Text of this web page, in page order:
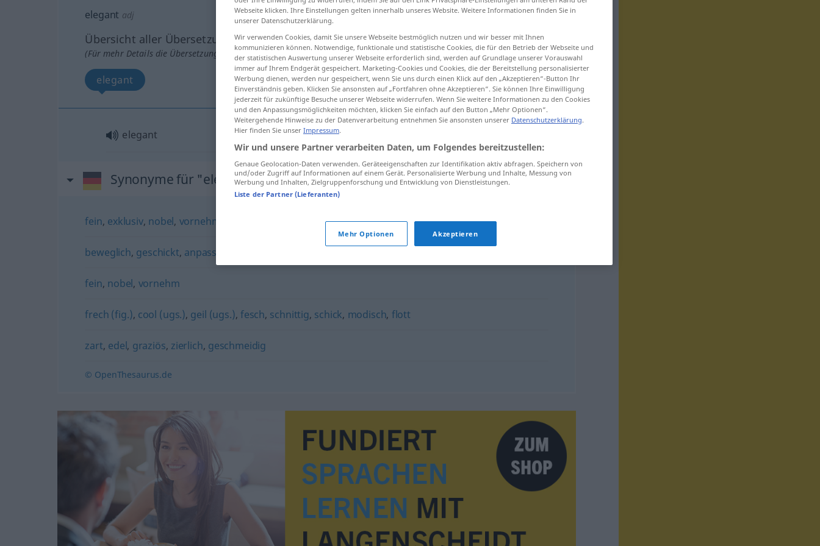
elegant adj
Übersicht aller Übersetzungen
(Für mehr Details die Übersetzung anklicken/antippen)
elegant
elegant
Synonyme für "elegant"
fein, exklusiv, nobel, vornehm
beweglich, geschickt, anpassungsfähig
fein, nobel, vornehm
frech (fig.), cool (ugs.), geil (ugs.), fesch, schnittig, schick, modisch, flott
zart, edel, graziös, zierlich, geschmeidig
© OpenThesaurus.de
Webseite klicken. Ihre Einstellungen gelten innerhalb unseres Website. Weitere Informationen finden Sie in
unserer Datenschutzerklärung.
Wir verwenden Cookies, damit Sie unsere Webseite bestmöglich nutzen und wir besser mit Ihnen
kommunizieren können. Notwendige, funktionale und statistische Cookies, die für den Betrieb der Webseite und
der statistischen Auswertung unserer Webseite erforderlich sind, werden auf Grundlage unserer Vorauswahl
immer auf Ihrem Endgerät gespeichert. Marketing-Cookies und Cookies, die der Bereitstellung personalisierter
Werbung dienen, werden nur gespeichert, wenn Sie uns durch einen Klick auf den „Akzeptieren“-Button Ihr
Einverständnis geben. Klicken Sie ansonsten auf „Fortfahren ohne Akzeptieren“. Sie können Ihre Einwilligung
jederzeit für zukünftige Besuche unserer Webseite widerrufen. Wenn Sie weitere Informationen zu den Cookies
und den Anpassungsmöglichkeiten möchten, klicken Sie einfach auf den Button „Mehr Optionen“.
Weitergehende Hinweise zu der Datenverarbeitung entnehmen Sie ansonsten unserer Datenschutzerklärung.
Hier finden Sie unser Impressum.
Wir und unsere Partner verarbeiten Daten, um Folgendes bereitzustellen:
Genaue Geolocation-Daten verwenden. Geräteeigenschaften zur Identifikation aktiv abfragen. Speichern von
und/oder Zugriff auf Informationen auf einem Gerät. Personalisierte Werbung und Inhalte, Messung von
Werbung und Inhalten, Zielgruppenforschung und Entwicklung von Dienstleistungen.
Liste der Partner (Lieferanten)
Mehr Optionen Akzeptieren